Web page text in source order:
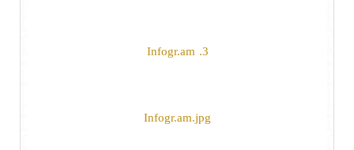
3. Infogr.am
Infogr.am.jpg